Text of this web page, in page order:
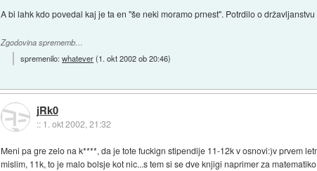
A bi lahk kdo povedal kaj je ta en "še neki moramo prnest". Potrdilo o
Zgodovina sprememb…
spremenilo:whatever(1. okt 2002 ob 20:46)
jRk0
:: 1. okt 2002, 21:32
Meni pa gre zelo na k****, da je tote fuckign stipendije 11-12k v osnovi:)v prvem
mislim, 11k, to je malo bolsje kot nic...s tem si se dve knjigi naprimer za